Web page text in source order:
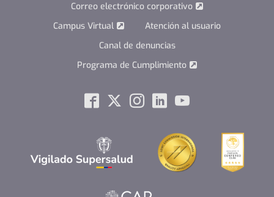
Correo electrónico corporativo
Campus Virtual
Atención al usuario
Canal de denuncias
Programa de Cumplimiento